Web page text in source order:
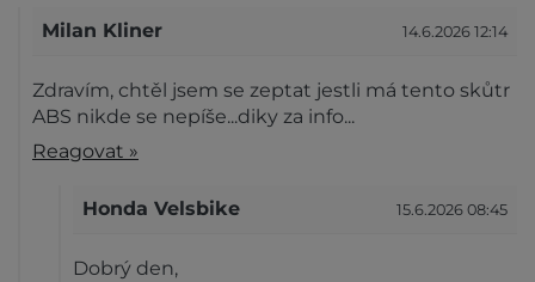
Milan Kliner 14.6.2026 12:14
Zdravím, chtěl jsem se zeptat jestli má tento skůtr
ABS nikde se nepíše...diky za info...
Reagovat »
Honda Velsbike 15.6.2026 08:45
Dobrý den,